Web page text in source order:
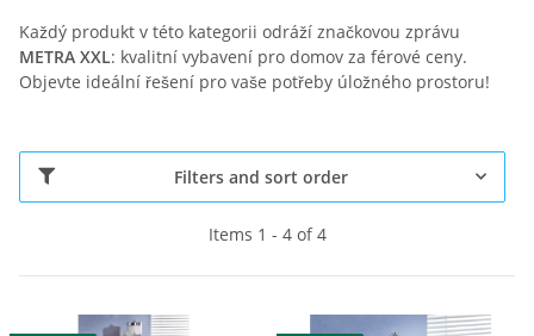
Každý produkt v této kategorii odráží značkovou zprávu
METRA XXL: kvalitní vybavení pro domov za férové ceny.
Objevte ideální řešení pro vaše potřeby úložného prostoru!
Filters and sort order
Items 1 - 4 of 4